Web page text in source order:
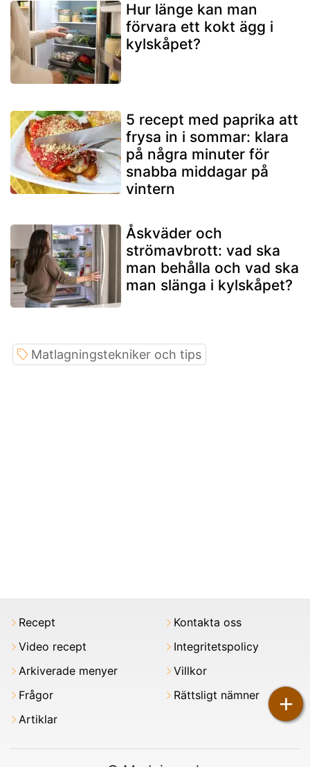
Hur länge kan man
förvara ett kokt ägg i
kylskåpet?
5 recept med paprika att
frysa in i sommar: klara
på några minuter för
snabba middagar på
vintern
Åskväder och
strömavbrott: vad ska
man behålla och vad ska
man slänga i kylskåpet?
+
Matlagningstekniker och tips
Recept
Video recept
Arkiverade menyer
Frågor
Artiklar
Kontakta oss
Integritetspolicy
Villkor
Rättsligt nämner